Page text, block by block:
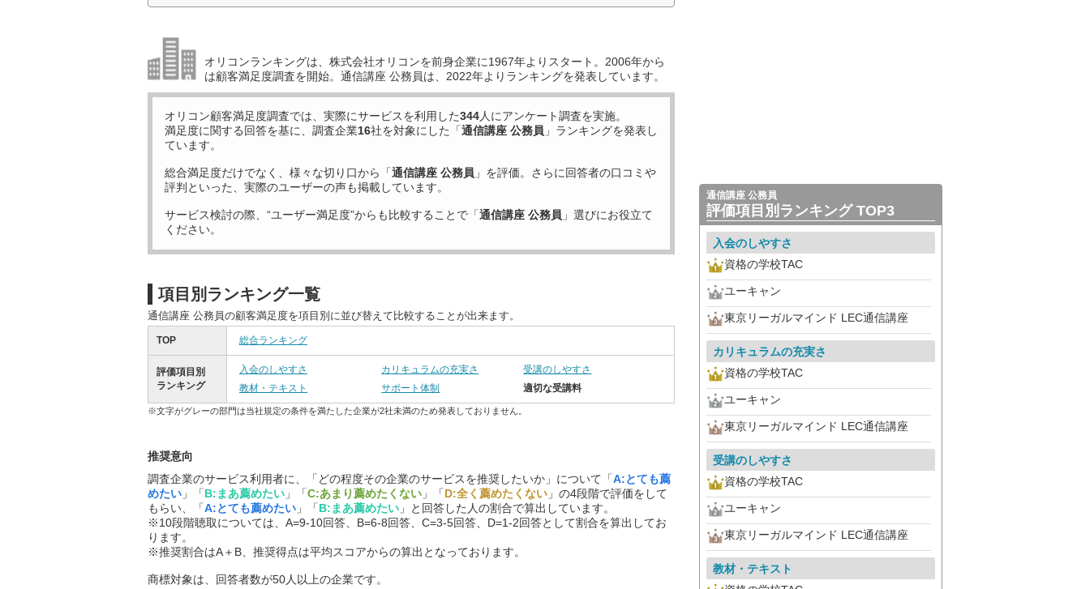
オリコンランキングは、株式会社オリコンを前身企業に1967年よりスタート。2006年から
は顧客満足度調査を開始。通信講座 公務員は、2022年よりランキングを発表しています。
オリコン顧客満足度調査では、実際にサービスを利用した344人にアンケート調査を実施。
満足度に関する回答を基に、調査企業16社を対象にした「通信講座 公務員 」ランキングを発表し
ています。
総合満足度だけでなく、様々な切り口から「通信講座 公務員 」を評価。さらに回答者の口コミや
評判といった、実際のユーザーの声も掲載しています。
サービス検討の際、“ユーザー満足度”からも比較することで「通信講座 公務員 」選びにお役立て
ください。
項目別ランキング一覧
通信講座 公務員の顧客満足度を項目別に並び替えて比較することが出来ます。
TOP 総合ランキング
評価項目別
ランキング
入会のしやすさ カリキュラムの充実さ
受講のしやすさ
教材・テキスト
サポート体制 適切な受講料
※文字がグレーの部門は当社規定の条件を満たした企業が2社未満のため発表しておりません。
推奨意向
調査企業のサービス利用者に、「どの程度その企業のサービスを推奨したいか」について「A:とても薦
めたい 」「B:まあ薦めたい 」「C:あまり薦めたくない 」「D:全く薦めたくない 」の4段階で評価をして
もらい、「A:とても薦めたい 」「B:まあ薦めたい 」と回答した人の割合で算出しています。
※10段階聴取については、A=9-10回答、B=6-8回答、C=3-5回答、D=1-2回答として割合を算出してお
ります。
※推奨割合はA＋B、推奨得点は平均スコアからの算出となっております。
商標対象は、回答者数が50人以上の企業です。
通信講座 公務員
評価項目別ランキング TOP3
入会のしやすさ
資格の学校TAC
ユーキャン
東京リーガルマインド LEC通信講座
カリキュラムの充実さ
資格の学校TAC
ユーキャン
東京リーガルマインド LEC通信講座
受講のしやすさ
資格の学校TAC
ユーキャン
東京リーガルマインド LEC通信講座
教材・テキスト